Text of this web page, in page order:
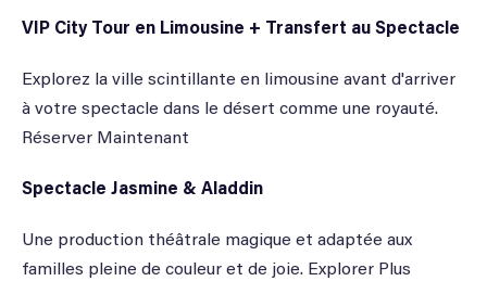
VIP City Tour en Limousine + Transfert au Spectacle
Explorez la ville scintillante en limousine avant d'arriver
à votre spectacle dans le désert comme une royauté.
Réserver Maintenant
Spectacle Jasmine & Aladdin
Une production théâtrale magique et adaptée aux
familles pleine de couleur et de joie. Explorer Plus